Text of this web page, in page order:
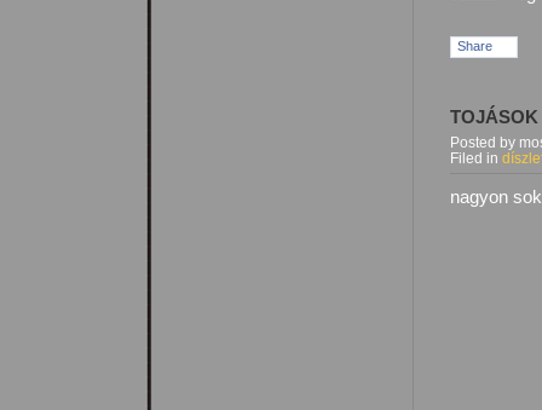
Share
TOJÁSOK
Posted by
Filed in
nagyon